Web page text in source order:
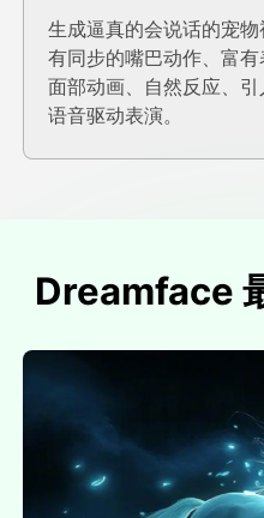
生成逼真的会说话的宠
有同步的嘴巴动作、富有
面部动画、自然反应、引
语音驱动表演。
Dreamface